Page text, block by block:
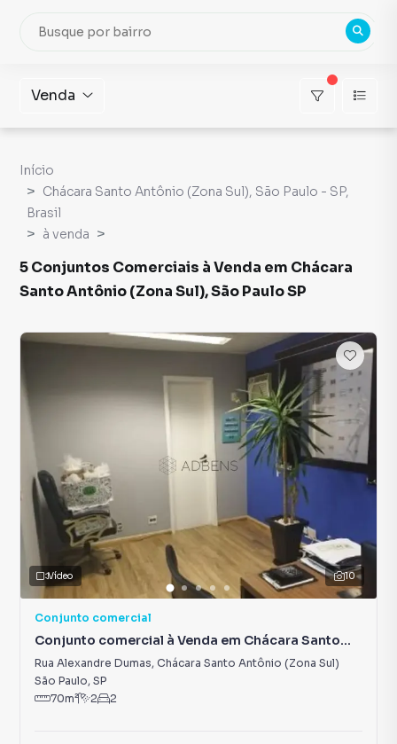
Venda
Início
Chácara Santo Antônio (Zona Sul), São Paulo - SP,
Brasil
à venda
5 Conjuntos Comerciais à Venda em Chácara
Santo Antônio (Zona Sul), São Paulo SP
10
Vídeo
Conjunto comercial
Conjunto comercial à Venda em Chácara Santo
Antônio (Zona Sul)
Rua Alexandre Dumas, Chácara Santo Antônio (Zona Sul)
São Paulo, SP
70m² 2 2